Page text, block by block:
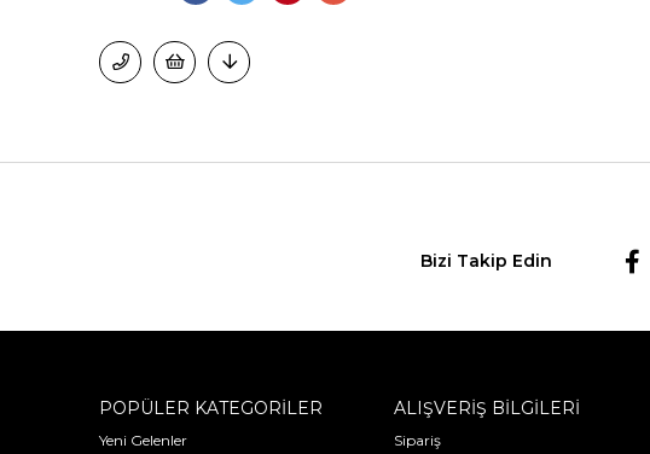
Bizi Takip Edin
POPÜLER KATEGORİLER
Yeni Gelenler
ALIŞVERİŞ BİLGİLERİ
Sipariş